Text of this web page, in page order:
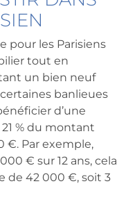
pour les Parisiens
tout en
un bien neuf
banlieues
d’une
% du montant
€. Par exemple,
€ sur 12 ans, cela
de 42 000 €, soit 3